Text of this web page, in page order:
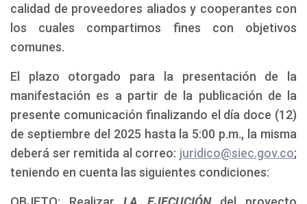
calidad de proveedores aliados y cooperantes con
los cuales compartimos fines con objetivos
comunes.
El plazo otorgado para la presentación de la
manifestación es a partir de la publicación de la
presente comunicación finalizando el día doce (12)
de septiembre del 2025 hasta la 5:00 p.m., la misma
deberá ser remitida al correo: juridico@siec.gov.co;
teniendo en cuenta las siguientes condiciones: